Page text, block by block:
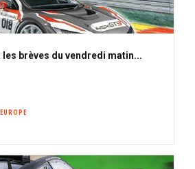
les brèves du vendredi matin...